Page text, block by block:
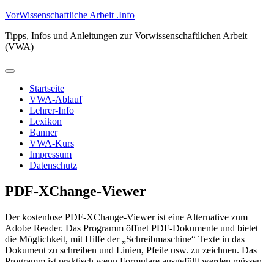
Zum
springen
VorWissenschaftliche Arbeit .Info
Tipps, Infos und Anleitungen zur Vorwissenschaftlichen Arbeit
(VWA)
Primäres
Startseite
VWA-Ablauf
Lehrer-Info
Lexikon
Banner
VWA-Kurs
Impressum
Datenschutz
PDF-XChange-Viewer
Der kostenlose PDF-XChange-Viewer ist eine Alternative zum
Adobe Reader. Das Programm öffnet PDF-Dokumente und bietet
die Möglichkeit, mit Hilfe der „Schreibmaschine“ Texte in das
Dokument zu schreiben und Linien, Pfeile usw. zu zeichnen. Das